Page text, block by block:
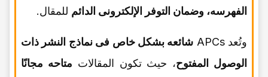
الفهرسه، وضمان التوفر الإلکترونی الدائم للمقال.
وتُعد APCs
شائعه بشکل خاص فی نماذج النشر ذات
الوصول المفتوح، حیث تکون المقالات متاحه مجانًا